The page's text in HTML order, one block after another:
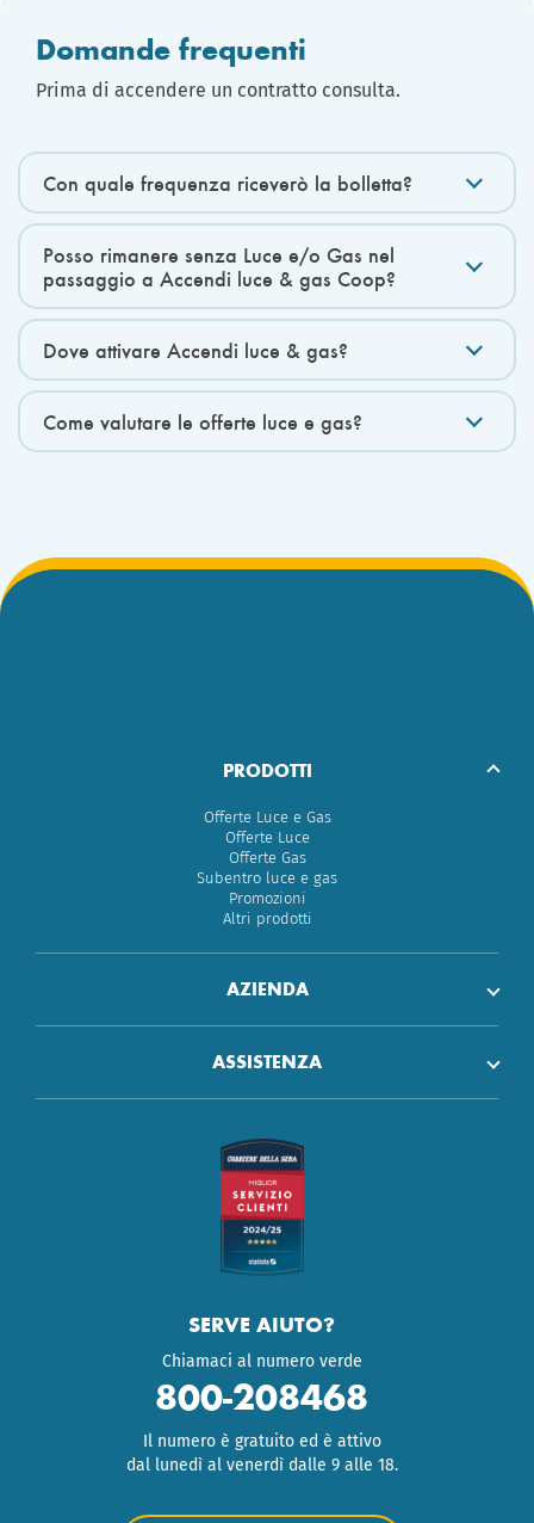
Domande frequenti
Prima di accendere un contratto consulta.
Con quale frequenza riceverò la bolletta?
Posso rimanere senza Luce e/o Gas nel
passaggio a Accendi luce & gas Coop?
Dove attivare Accendi luce & gas?
Come valutare le offerte luce e gas?
PRODOTTI
Offerte Luce e Gas
Offerte Luce
Offerte Gas
Subentro luce e gas
Promozioni
Altri prodotti
AZIENDA
ASSISTENZA
SERVE AIUTO?
Chiamaci al numero verde
800-208468
Il numero è gratuito ed è attivo
dal lunedì al venerdì dalle 9 alle 18.